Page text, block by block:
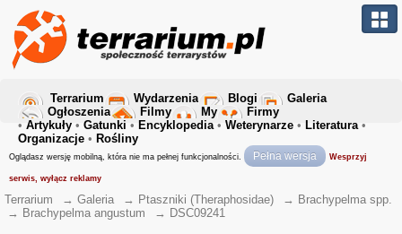
Terrarium Wydarzenia Blogi
Galeria
Ogłoszenia
Filmy My
Firmy
• Artykuły • Gatunki • Encyklopedia• Weterynarze • Literatura•
Organizacje • Rośliny
Oglądasz wersję mobilną, która nie ma pełnej funkcjonalności. Pełna wersja Wesprzyj
serwis, wyłącz reklamy
Terrarium → Galeria → Ptaszniki (Theraphosidae) → Brachypelma spp.
→ Brachypelma angustum → DSC09241